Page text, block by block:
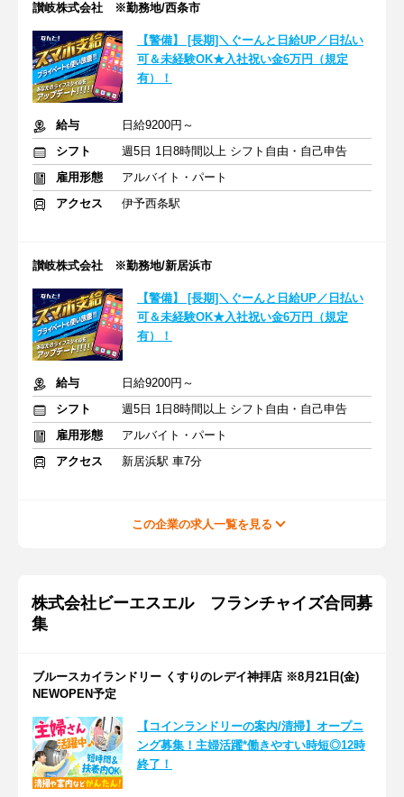
讃岐株式会社 ※勤務地/西条市
【警備】 [長期]＼ぐーんと日給UP／日払い
可＆未経験OK★入社祝い金6万円（規定
有）！
給与
日給9200円～
シフト
週5日 1日8時間以上 シフト自由・自己申告
雇用形態
アルバイト・パート
アクセス
伊予西条駅
讃岐株式会社 ※勤務地/新居浜市
【警備】 [長期]＼ぐーんと日給UP／日払い
可＆未経験OK★入社祝い金6万円（規定
有）！
給与
日給9200円～
シフト
週5日 1日8時間以上 シフト自由・自己申告
雇用形態
アルバイト・パート
アクセス
新居浜駅 車7分
この企業の求人一覧を見る
株式会社ビーエスエル フランチャイズ合同募
集
ブルースカイランドリー くすりのレデイ神拝店 ※8月21日(金)
NEWOPEN予定
【コインランドリーの案内/清掃】オープニ
ング募集！主婦活躍*働きやすい時短◎12時
終了！